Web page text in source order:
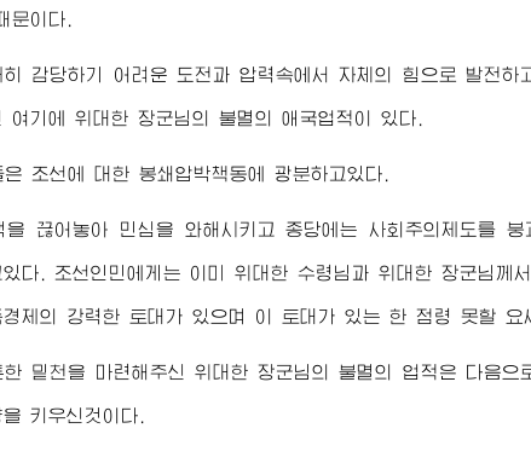
문이다.
히 감당하기 어려운 도전과 압력속에서 자체의 힘으로 발전하
여기에 위대한 장군님 의 불멸의 애국업적이 있다.
조선에 대한 봉쇄압박책동에 광분하고있다.
을 끊어놓아 민심을 와해시키고 종당에는 사회주의제도를
다. 조선인민에게는 이미 위대한 수령님 과 위대한 장군님께서
경제의 강력한 토대가 있으며 이 토대가 있는 한 점령 못할 요
한 밑천을 마련해주신 위대한 장군님의 불멸의 업적은 다음으
키우신것이다.